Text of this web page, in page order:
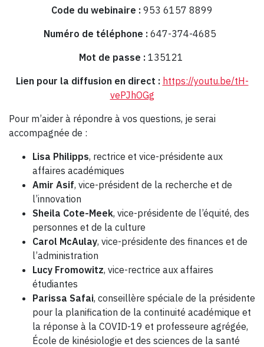
Code du webinaire : 953 6157 8899
Numéro de téléphone : 647-374-4685
Mot de passe : 135121
Lien pour la diffusion en direct : https://youtu.be/tH-
vePJhOGg
Pour m’aider à répondre à vos questions, je serai
accompagnée de :
Lisa Philipps, rectrice et vice-présidente aux
affaires académiques
Amir Asif, vice-président de la recherche et de
l’innovation
Sheila Cote-Meek, vice-présidente de l’équité, des
personnes et de la culture
Carol McAulay, vice-présidente des finances et de
l’administration
Lucy Fromowitz, vice-rectrice aux affaires
étudiantes
Parissa Safai, conseillère spéciale de la présidente
pour la planification de la continuité académique et
la réponse à la COVID-19 et professeure agrégée,
École de kinésiologie et des sciences de la santé